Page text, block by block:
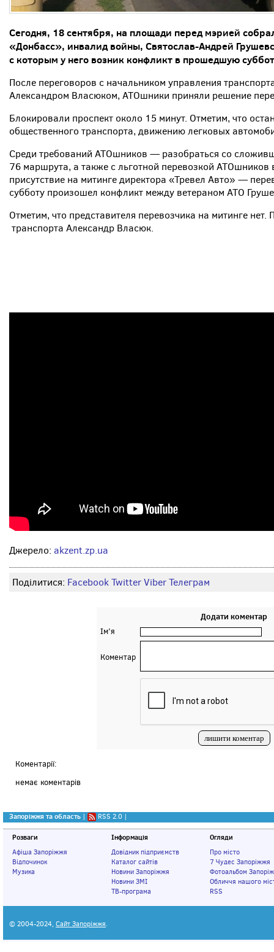
Сегодня, 18 сентября, на площади перед мэрией
«Донбасс», инвалид войны, Святослав-Андрей
с которым у него возник конфликт в прошедшую
После переговоров с начальником управления
Александром Власюком, АТОшники приняли решение
Блокировали проспект около 15 минут. Отметим, что
общественного транспорта, движению легковых
Среди требований АТОшников — разобраться со
76 маршрута, а также с льготной перевозкой АТОшников
присутствие на митинге директора «Тревел Авто» —
субботу произошел конфликт между ветераном АТО
Отметим, что представителя перевозчика на митинге нет.
транспорта Александр Власюк.
Джерело: akzent.zp.ua
Поділитися: FacebookTwitterViberТелеграм
Додати коментар
Ім'я
Коментар
Коментарії:
немає коментарів
Запоріжжя та область | RSS 2.0 |
Розваги
Афіша Запоріжжя
Відпочинок
Музика
Інформація
Довідник підприємств
Каталог сайтів
Новини Запоріжжя
Новини ЗМІ
ТВ-програма
Огляди
Про місто
7 Чудес Запоріжжя
Фотоальбом
Обличчя нашого
RSS
© 2004-2024, Сайт Запоріжжя.